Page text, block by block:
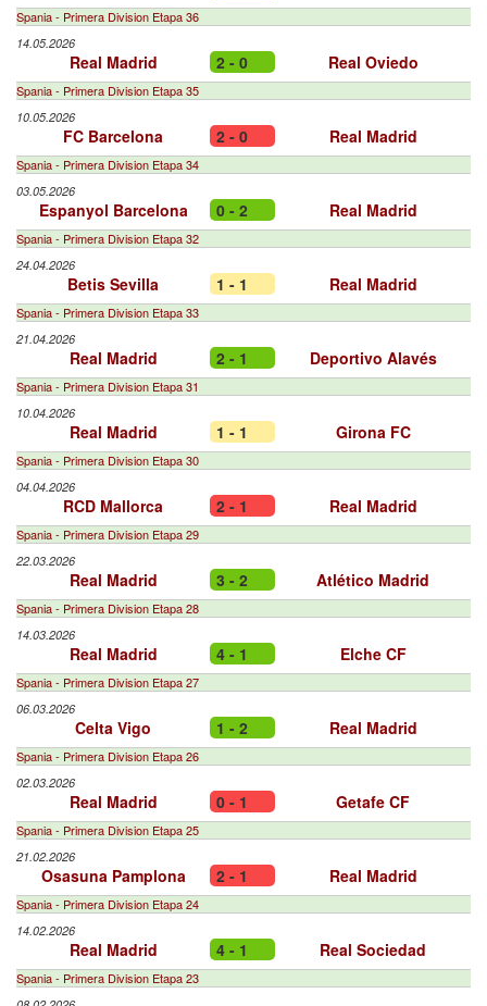
Spania - Primera Division Etapa 36
14.05.2026
Real Madrid 2 - 0 Real Oviedo
Spania - Primera Division Etapa 35
10.05.2026
FC Barcelona 2 - 0 Real Madrid
Spania - Primera Division Etapa 34
03.05.2026
Espanyol Barcelona 0 - 2 Real Madrid
Spania - Primera Division Etapa 32
24.04.2026
Betis Sevilla 1 - 1 Real Madrid
Spania - Primera Division Etapa 33
21.04.2026
Real Madrid 2 - 1 Deportivo Alavés
Spania - Primera Division Etapa 31
10.04.2026
Real Madrid 1 - 1 Girona FC
Spania - Primera Division Etapa 30
04.04.2026
RCD Mallorca 2 - 1 Real Madrid
Spania - Primera Division Etapa 29
22.03.2026
Real Madrid 3 - 2 Atlético Madrid
Spania - Primera Division Etapa 28
14.03.2026
Real Madrid 4 - 1 Elche CF
Spania - Primera Division Etapa 27
06.03.2026
Celta Vigo 1 - 2 Real Madrid
Spania - Primera Division Etapa 26
02.03.2026
Real Madrid 0 - 1 Getafe CF
Spania - Primera Division Etapa 25
21.02.2026
Osasuna Pamplona 2 - 1 Real Madrid
Spania - Primera Division Etapa 24
14.02.2026
Real Madrid 4 - 1 Real Sociedad
Spania - Primera Division Etapa 23